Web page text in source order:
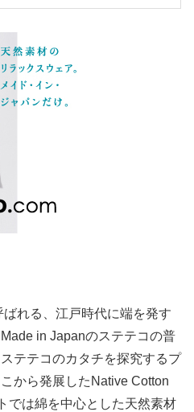
ばれる、江戸時代に端を発す
in Japanのステテコの普
テテコのカタチを探究するプ
から発展したNative Cotton
では綿を中心とした天然素材